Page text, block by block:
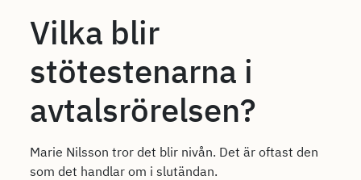
Vilka blir
stötestenarna i
avtalsrörelsen?
Marie Nilsson tror det blir nivån. Det är oftast den
som det handlar om i slutändan.